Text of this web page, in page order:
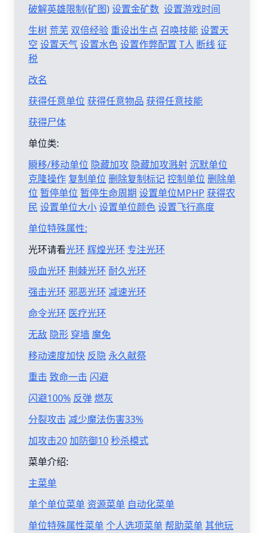
破解英雄限制(矿图)设置金矿数 设置游戏时间
生树 荒芜 双倍经验 重设出生点 召唤技能设置天
空 设置天气设置水色设置作弊配置 T人 断线征
税
改名
获得任意单位 获得任意物品 获得任意技能
获得尸体
单位类:
瞬移/移动单位 隐藏加攻 隐藏加攻溅射沉默单位
克隆操作 复制单位 删除复制标记控制单位 删除单
位 暂停单位 暂停生命周期 设置单位MPHP 获得农
民 设置单位大小设置单位颜色设置飞行高度
单位特殊属性:
光环请看光环 辉煌光环 专注光环
吸血光环 荆棘光环 耐久光环
强击光环 邪恶光环 减速光环
命令光环 医疗光环
无敌 隐形 穿墙 魔免
移动速度加快 反隐 永久献祭
重击 致命一击 闪避
闪避100% 反弹燃灰
分裂攻击 减少魔法伤害33%
加攻击20加防御10秒杀模式
菜单介绍:
主菜单
单个单位菜单 资源菜单 自动化菜单
单位特殊属性菜单个人选项菜单帮助菜单其他玩